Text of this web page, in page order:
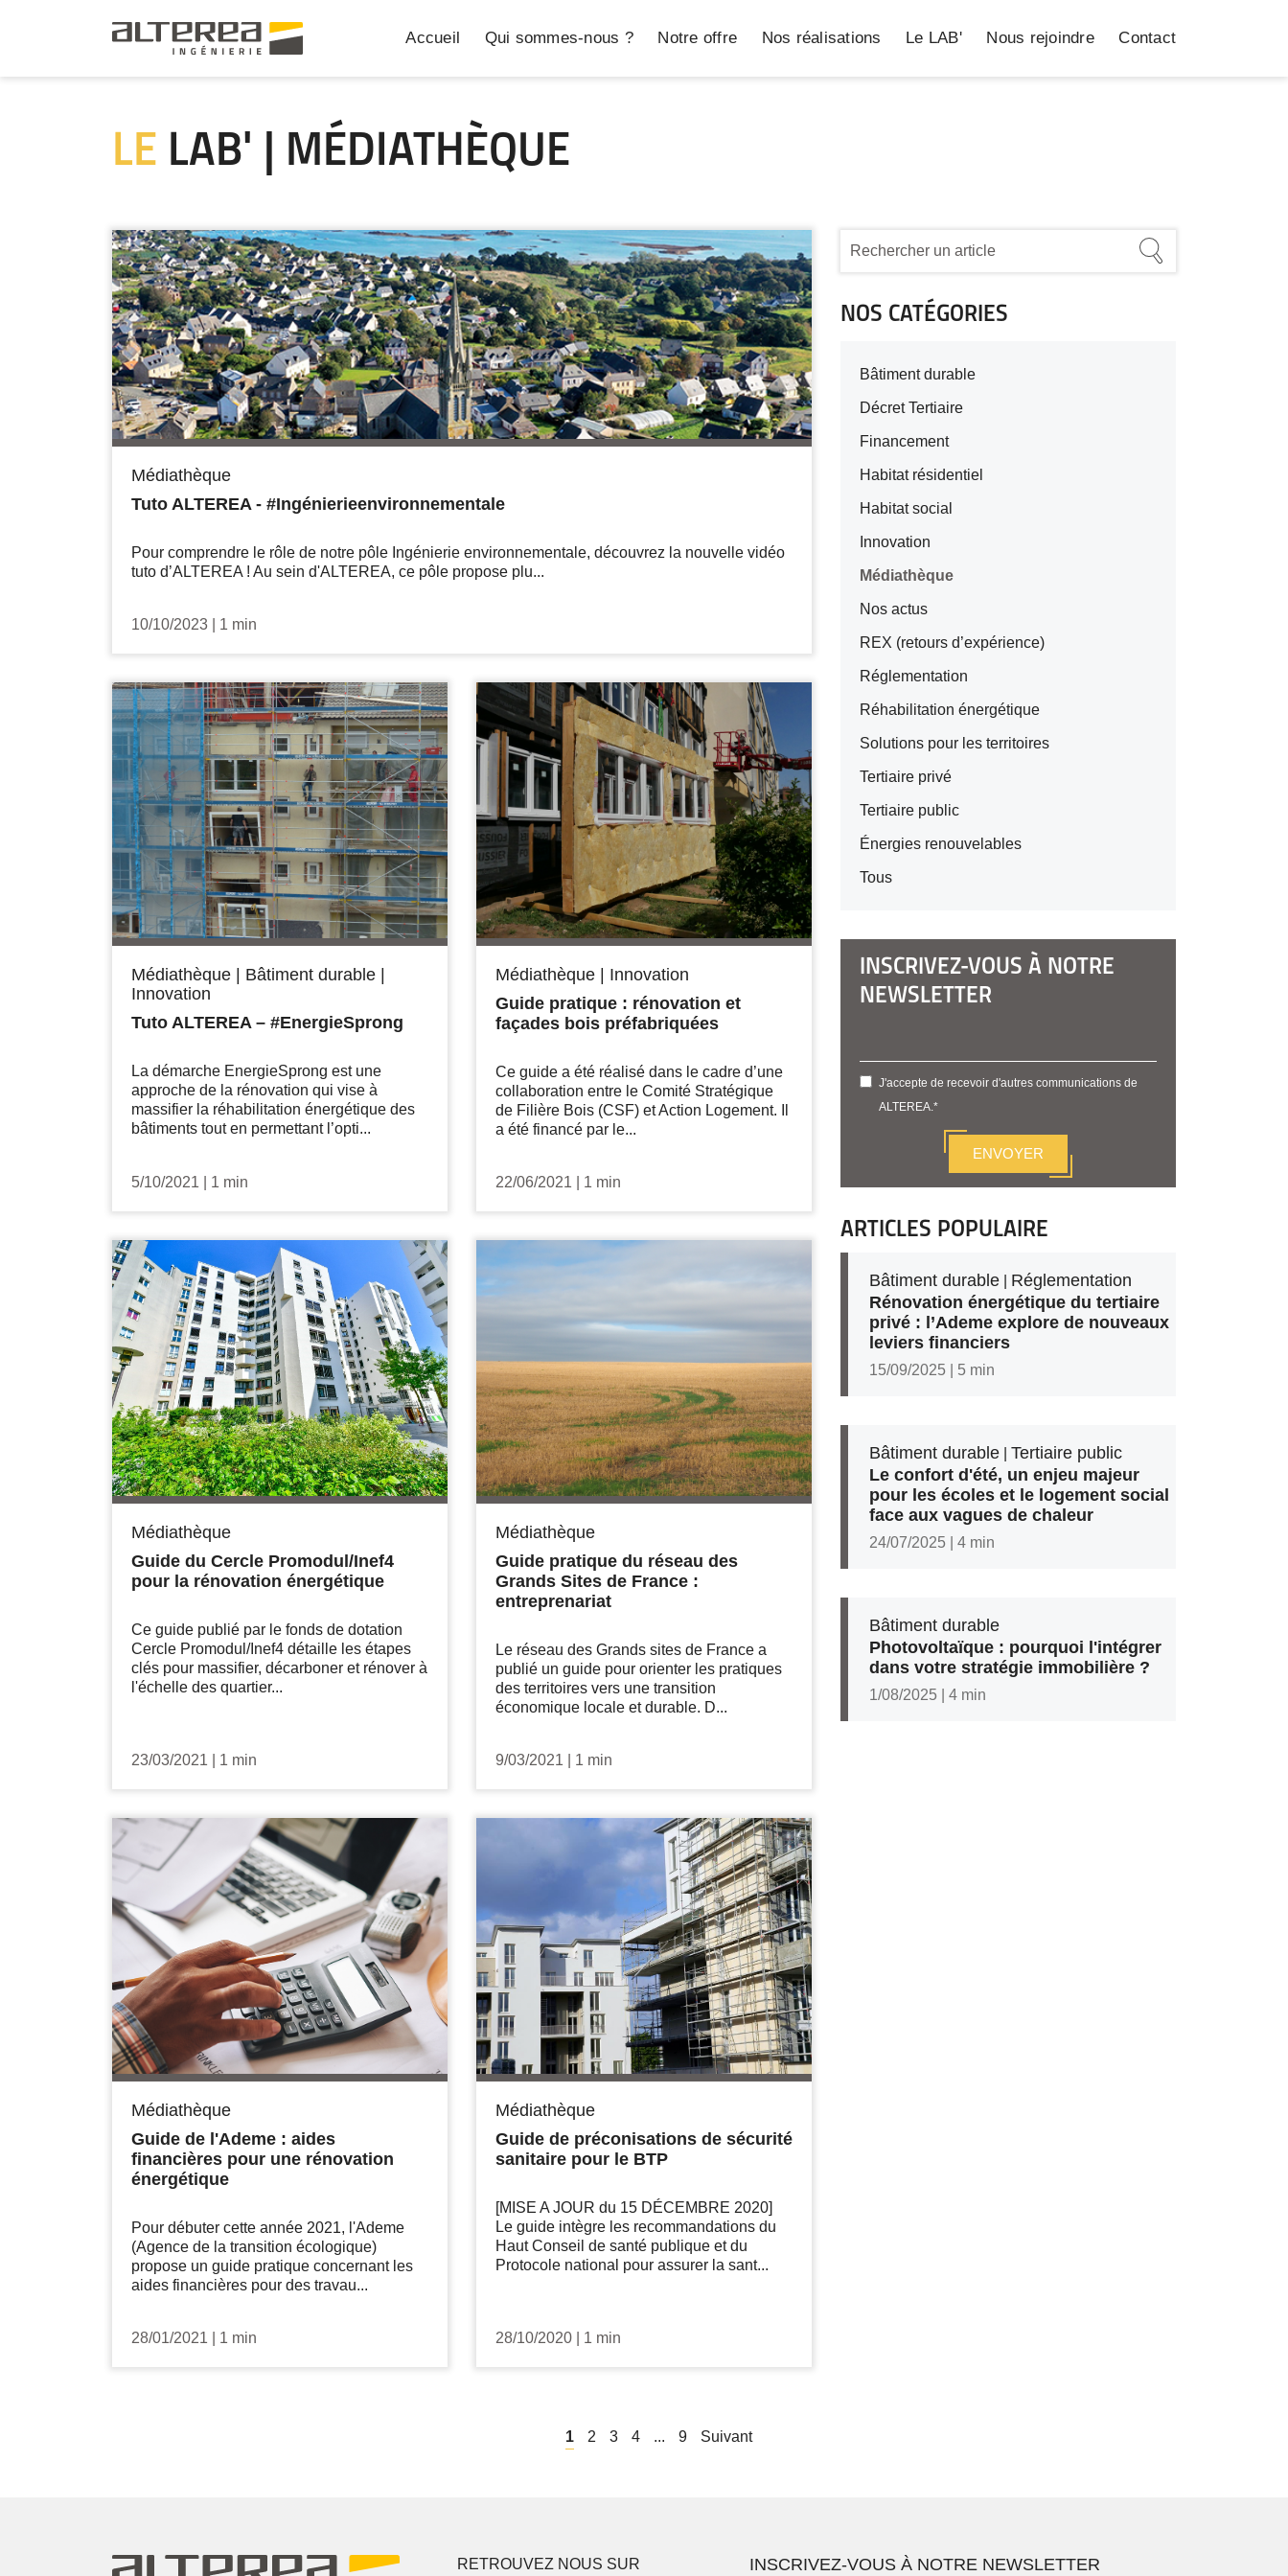
Accueil Qui sommes-nous ? Notre offre Nos réalisations Le LAB' Nous rejoindre Contact
LE LAB' | MÉDIATHÈQUE
NOS CATÉGORIES
Bâtiment durable
Décret Tertiaire
Financement
Habitat résidentiel
Habitat social
Innovation
Médiathèque
Nos actus
REX (retours d’expérience)
Réglementation
Réhabilitation énergétique
Solutions pour les territoires
Tertiaire privé
Tertiaire public
Énergies renouvelables
Tous
INSCRIVEZ-VOUS À NOTRE
NEWSLETTER
J'accepte de recevoir d'autres communications de
ALTEREA.*
ARTICLES POPULAIRE
Bâtiment durable
Réglementation
Rénovation énergétique du tertiaire
privé : l’Ademe explore de nouveaux
leviers financiers
15/09/2025 5 min
Bâtiment durable Tertiaire public
Le confort d'été, un enjeu majeur
pour les écoles et le logement social
face aux vagues de chaleur
24/07/2025 4 min
Bâtiment durable
Photovoltaïque : pourquoi l'intégrer
dans votre stratégie immobilière ?
1/08/2025 4 min
Médiathèque
Tuto ALTEREA - #Ingénierieenvironnementale
Pour comprendre le rôle de notre pôle Ingénierie environnementale, découvrez la nouvelle vidéo
tuto d’ALTEREA ! Au sein d'ALTEREA, ce pôle propose plu...
10/10/2023 1 min
Médiathèque Bâtiment durable
Innovation
Tuto ALTEREA – #EnergieSprong
La démarche EnergieSprong est une
approche de la rénovation qui vise à
massifier la réhabilitation énergétique des
bâtiments tout en permettant l’opti...
5/10/2021 1 min
Médiathèque
Innovation
Guide pratique : rénovation et
façades bois préfabriquées
Ce guide a été réalisé dans le cadre d’une
collaboration entre le Comité Stratégique
de Filière Bois (CSF) et Action Logement. Il
a été financé par le...
22/06/2021 1 min
Médiathèque
Guide du Cercle Promodul/Inef4
pour la rénovation énergétique
Ce guide publié par le fonds de dotation
Cercle Promodul/Inef4 détaille les étapes
clés pour massifier, décarboner et rénover à
l'échelle des quartier...
23/03/2021 1 min
Médiathèque
Guide pratique du réseau des
Grands Sites de France :
entreprenariat
Le réseau des Grands sites de France a
publié un guide pour orienter les pratiques
des territoires vers une transition
économique locale et durable. D...
9/03/2021 1 min
Médiathèque
Guide de l'Ademe : aides
financières pour une rénovation
énergétique
Pour débuter cette année 2021, l'Ademe
(Agence de la transition écologique)
propose un guide pratique concernant les
aides financières pour des travau...
28/01/2021 1 min
Médiathèque
Guide de préconisations de sécurité
sanitaire pour le BTP
[MISE A JOUR du 15 DÉCEMBRE 2020]
Le guide intègre les recommandations du
Haut Conseil de santé publique et du
Protocole national pour assurer la sant...
28/10/2020 1 min
1 2 3 4 ... 9 Suivant
RETROUVEZ NOUS SUR INSCRIVEZ-VOUS À NOTRE NEWSLETTER